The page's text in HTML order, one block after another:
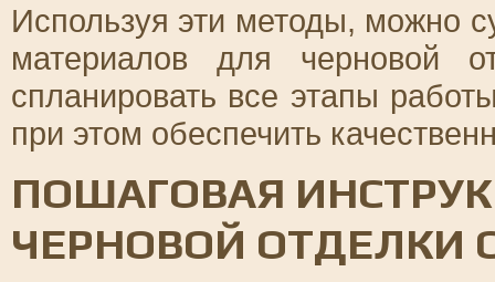
Используя эти методы, можно
материалов для черновой
спланировать все этапы
при этом обеспечить
ПОШАГОВАЯ
ЧЕРНОВОЙ ОТДЕЛКИ